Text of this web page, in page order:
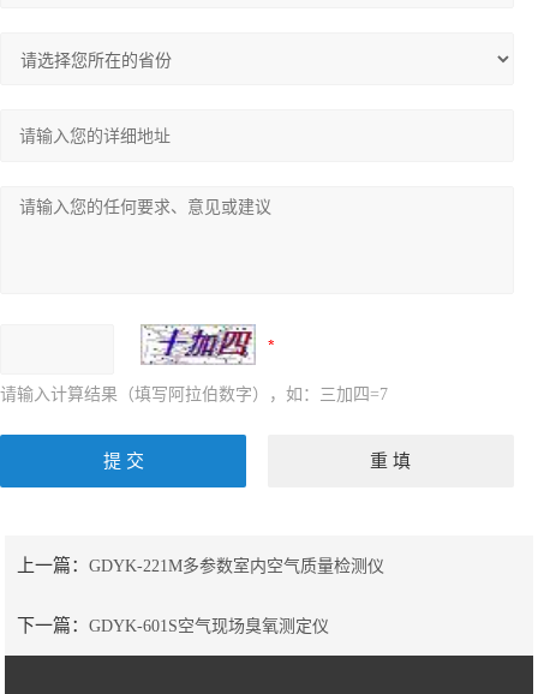
请输入计算结果（填写阿拉伯数字），如：三加四=7
上一篇：GDYK-221M多参数室内空气质量检测仪
下一篇：GDYK-601S空气现场臭氧测定仪